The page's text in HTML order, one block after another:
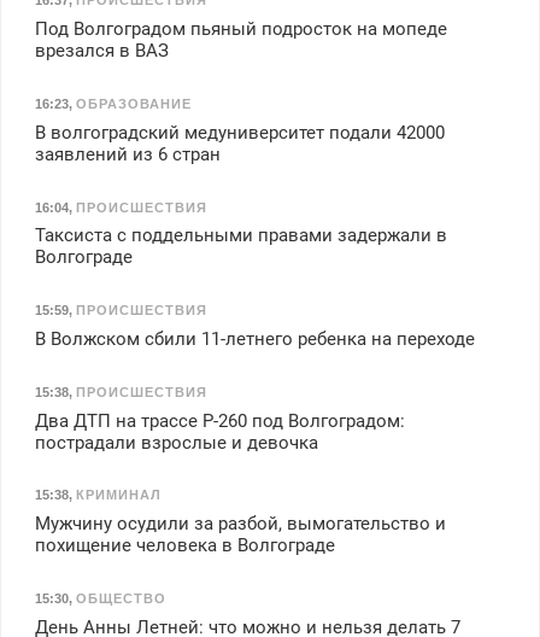
Под Волгоградом пьяный подросток на мопеде
врезался в ВАЗ
16:23, ОБРАЗОВАНИЕ
В волгоградский медуниверситет подали 42000
заявлений из 6 стран
16:04, ПРОИСШЕСТВИЯ
Таксиста с поддельными правами задержали в
Волгограде
15:59, ПРОИСШЕСТВИЯ
В Волжском сбили 11-летнего ребенка на переходе
15:38, ПРОИСШЕСТВИЯ
Два ДТП на трассе Р-260 под Волгоградом:
пострадали взрослые и девочка
15:38, КРИМИНАЛ
Мужчину осудили за разбой, вымогательство и
похищение человека в Волгограде
15:30, ОБЩЕСТВО
День Анны Летней: что можно и нельзя делать 7